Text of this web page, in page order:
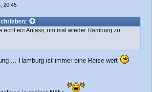
20:45
echt ein Anlass, um mal wieder Hamburg zu
... Hamburg ist immer eine Reise wert